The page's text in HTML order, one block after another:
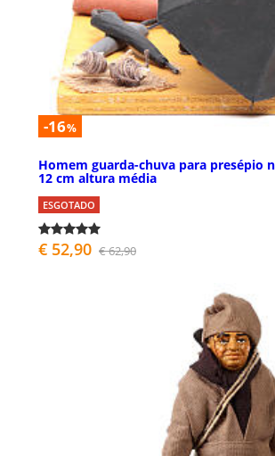
-16%
Homem guarda-chuva para presépio
12 cm altura média
ESGOTADO
€ 52,90 € 62,90